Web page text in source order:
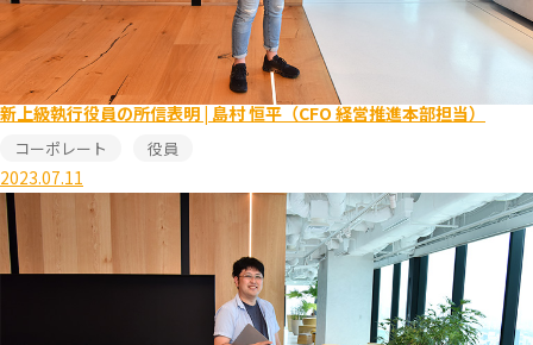
新上級執行役員の所信表明 | 島村 恒平（CFO 経営推進本部担当）
コーポレート 役員
2023.07.11